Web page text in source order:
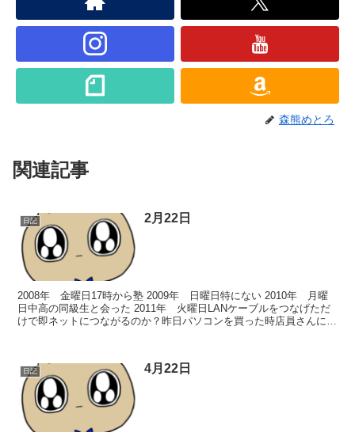
森熊めとろ
関連記事
日記 2月22日
2008年 金曜日17時から塾 2009年 日曜日特にない 2010年 月曜
日中高の同級生と会った 2011年 火曜日LANケーブルをつなげただ
けで即ネットにつながるのか？昨日パソコンを買った時店員さんに聞
日記 4月22日